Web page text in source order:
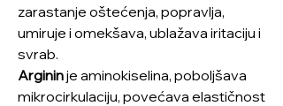
zarastanje oštećenja, popravlja,
umiruje i omekšava, ublažava iritaciju i
svrab.
Argininje aminokiselina, poboljšava
mikrocirkulaciju, povećava elastičnost